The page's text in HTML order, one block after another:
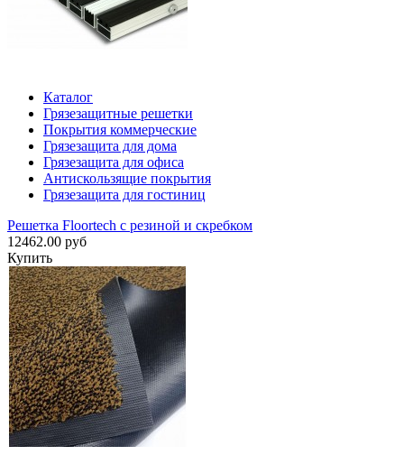
Каталог
Грязезащитные решетки
Покрытия коммерческие
Грязезащита для дома
Грязезащита для офиса
Антискользящие покрытия
Грязезащита для гостиниц
Решетка Floortech с резиной и скребком
12462.00 руб
Купить